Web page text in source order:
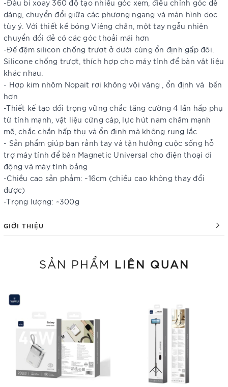
-Đàu bi xoay 360 độ tạo nhiều góc xem, điều chỉnh góc dễ
dàng, chuyển đổi giữa các phương ngang và màn hình dọc
tùy ý. Với thiết kế bóng Viêng chăn, một tay ngẫu nhiên
chuyển đổi đẻ có các góc thoải mái hơn
-Đế đệm silicon chống trượt ở dưới cùng ổn định gấp đôi.
Silicone chống trượt, thích hợp cho máy tính để bàn vật liệu
khác nhau.
- Hợp kim nhôm Nopait rơi không vội vàng , ổn định và bền
hơn
-Thiết kế tạo đối trọng vững chắc tăng cường 4 lần hấp phụ
từ tính mạnh, vật liệu cứng cáp, lực hút nam châm mạnh
mẽ, chắc chắn hấp thụ và ổn định mà không rung lắc
- Sản phẩm giúp bạn rảnh tay và tận hưởng cuộc sống hỗ
trợ máy tính để bàn Magnetic Universal cho điện thoại di
động và máy tính bảng
-Chiều cao sản phảm: ~16cm (chiều cao không thay đổi
được)
-Trọng lượng: ~300g
GIỚI THIỆU
SẢN PHẨM LIÊN QUAN